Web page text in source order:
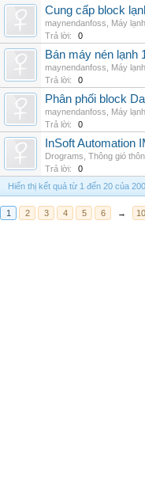
Cung cấp block
maynendanfoss
Máy lạnh
Trả lời:
0
Bán máy nén lạnh
maynendanfoss
Máy lạnh
Trả lời:
0
Phân phối block
maynendanfoss
Máy lạnh
Trả lời:
0
InSoft Automation
Drograms Thông gió
Trả lời:
0
Hiển thị kết quả từ 1 đến 20 của 200
1 2 3 4 5 6 → 10